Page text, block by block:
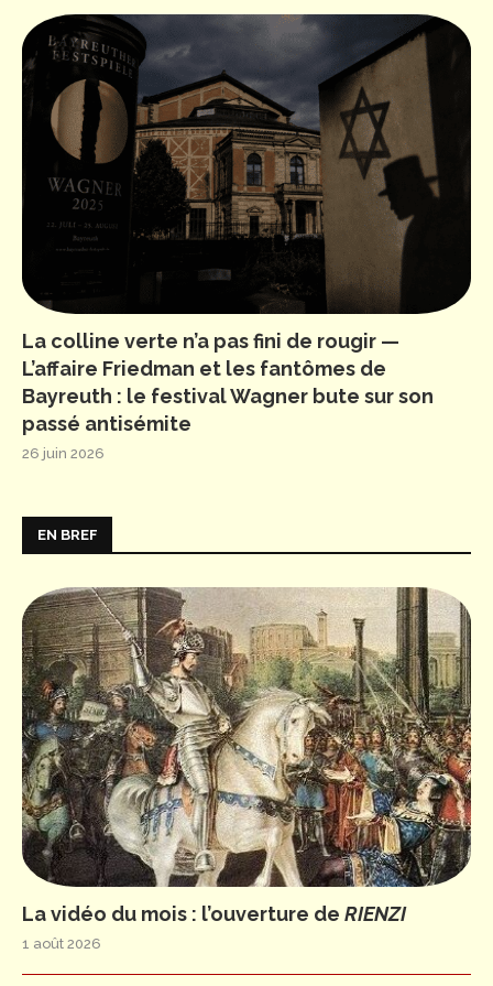
La colline verte n’a pas fini de rougir —
L’affaire Friedman et les fantômes de
Bayreuth : le festival Wagner bute sur son
passé antisémite
26 juin 2026
EN BREF
La vidéo du mois : l’ouverture de RIENZI
1 août 2026